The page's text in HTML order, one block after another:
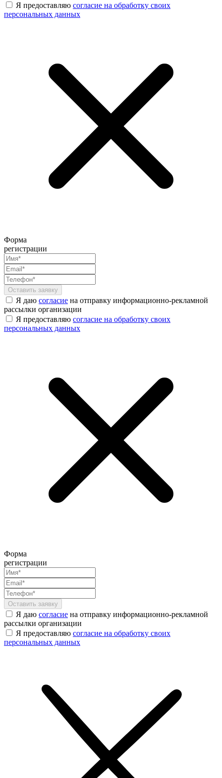
Я предоставляю согласие на обработку своих
персональных данных
Форма
регистрации
Я даю согласие на отправку информационно-рекламной
рассылки организации
Я предоставляю согласие на обработку своих
персональных данных
Форма
регистрации
Я даю согласие на отправку информационно-рекламной
рассылки организации
Я предоставляю согласие на обработку своих
персональных данных